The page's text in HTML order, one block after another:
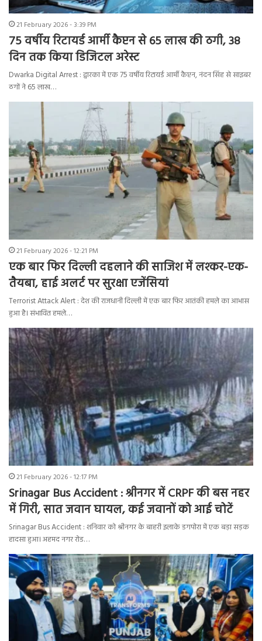
21 February 2026 - 3:39 PM
75 वर्षीय रिटायर्ड आर्मी कैप्टन से 65 लाख की ठगी, 38
दिन तक किया डिजिटल अरेस्ट
Dwarka Digital Arrest : द्वारका में एक 75 वर्षीय रिटायर्ड आर्मी कैप्टन, नंदन सिंह से साइबर
ठगों ने 65 लाख…
21 February 2026 - 12:21 PM
एक बार फिर दिल्ली दहलाने की साजिश में लश्कर-एक-
तैयबा, हाई अलर्ट पर सुरक्षा एजेंसियां
Terrorist Attack Alert : देश की राजधानी दिल्ली में एक बार फिर आतंकी हमले का आभास
हुआ है। संभावित हमले…
21 February 2026 - 12:17 PM
Srinagar Bus Accident : श्रीनगर में CRPF की बस नहर
में गिरी, सात जवान घायल, कई जवानों को आई चोटें
Srinagar Bus Accident : शनिवार को श्रीनगर के बाहरी इलाके डगपोरा में एक बड़ा सड़क
हादसा हुआ। अहमद नगर रोड…